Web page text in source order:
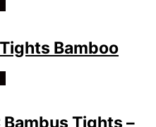
Bamboo
Tights –